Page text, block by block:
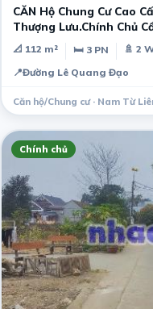
CĂN Hộ Chung Cư Cao
Thượng Lưu.Chính Chủ
📐 112 m² 🛏 3 PN
🚿 2
📍Đường Lê Quang Đạo
Căn hộ/Chung cư · Nam Từ
Chính chủ